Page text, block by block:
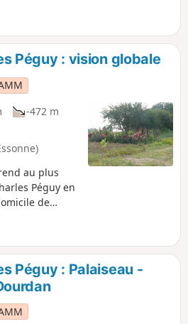
Péguy : vision globale
-472 m
au plus
Péguy en
de
et Blanches.
l' Amitié
du
d'Eure-et-
Péguy : Palaiseau -